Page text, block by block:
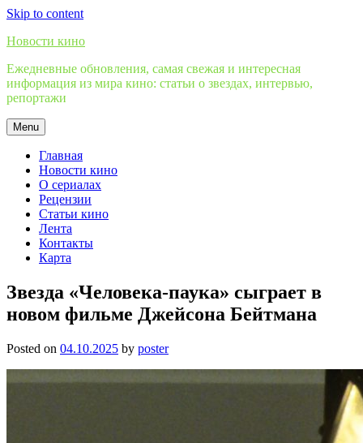
Skip to content
Новости кино
Ежедневные обновления, самая свежая и интересная
информация из мира кино: статьи о звездах, интервью,
репортажи
Menu
Главная
Новости кино
О сериалах
Рецензии
Статьи кино
Лента
Контакты
Карта
Звезда «Человека-паука» сыграет в
новом фильме Джейсона Бейтмана
Posted on 04.10.2025 by poster